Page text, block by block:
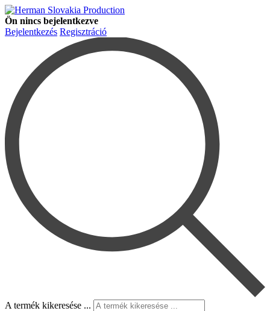
Ön nincs bejelentkezve
Bejelentkezés Regisztráció
A termék kikeresése ...